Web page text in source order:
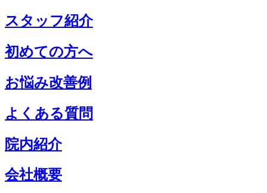
スタッフ紹介
初めての方へ
お悩み改善例
よくある質問
院内紹介
会社概要